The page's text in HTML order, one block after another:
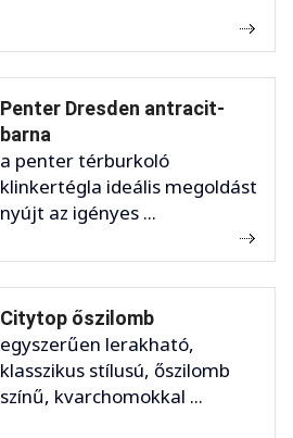
Penter Dresden antracit-
barna
a penter térburkoló
klinkertégla ideális megoldást
nyújt az igényes ...
Citytop őszilomb
egyszerűen lerakható,
klasszikus stílusú, őszilomb
színű, kvarchomokkal ...